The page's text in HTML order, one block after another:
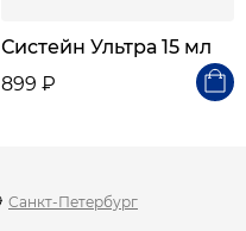
Систейн Ультра 15 мл
899 ₽
Санкт-Петербург